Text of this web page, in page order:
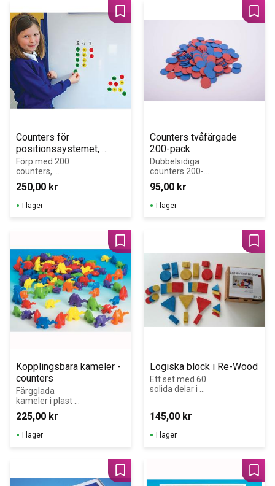
Counters för
positionssystemet,
Magnetiska
Förp med 200
counters,
vardera 50
gröna, 50 gula &
100 röda.
250,00 kr
Lägg till i favoriter
I lager
Counters tvåfärgade
200-pack
Dubbelsidiga
counters 200-
pack Två
färgade Blå/Röd
95,00 kr
I lager
Kopplingsbara kameler -
counters
Färgglada
kameler i plast
som enkelt kan
kopplas ihop
både fram och
bak.
225,00 kr
Lägg till i favoriter
I lager
Logiska block i Re-Wood
Ett set med 60
solida delar i
former.
145,00 kr
I lager
Lägg till i favoriter